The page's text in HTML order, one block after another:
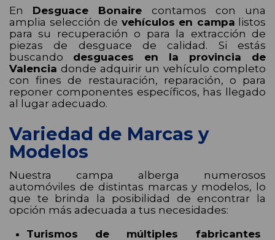
En Desguace Bonaire contamos con una
amplia selección de vehículos en campa listos
para su recuperación o para la extracción de
piezas de desguace de calidad. Si estás
buscando desguaces en la provincia de
Valencia donde adquirir un vehículo completo
con fines de restauración, reparación, o para
reponer componentes específicos, has llegado
al lugar adecuado.
Variedad de Marcas y
Modelos
Nuestra campa alberga numerosos
automóviles de distintas marcas y modelos, lo
que te brinda la posibilidad de encontrar la
opción más adecuada a tus necesidades:
Turismos de múltiples fabricantes